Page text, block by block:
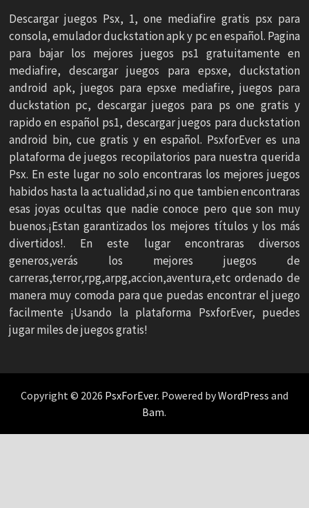
Descargar juegos Psx, 1, one mediafire gratis psx para
consola, emulador duckstation apk y pc en español. Pagina
para bajar los mejores juegos ps1 gratuitamente en
mediafire, descargar juegos para epsxe, duckstation
android apk, juegos para epsxe mediafire, juegos para
duckstation pc, descargar juegos para ps one gratis y
rapido en español ps1, descargar juegos para duckstation
android bin, cue gratis y en español. PsxforEver es una
plataforma de juegos recopilatorios para nuestra querida
Psx. En este lugar no solo encontraras los mejores juegos
habidos hasta la actualidad,si no que tambien encontraras
esas joyas ocultas que nadie conoce pero que son muy
buenos.¡Estan garantizados los mejores títulos y los más
divertidos!. En este lugar encontraras diversos
generos,verás los mejores juegos de
carreras,terror,rpg,arpg,accion,aventura,etc ordenado de
manera muy comoda para que puedas encontrar el juego
facilmente ¡Usando la plataforma PsxforEver, puedes
jugar miles de juegos gratis!
Copyright © 2026 PsxForEver. Powered byWordPress and
Bam.